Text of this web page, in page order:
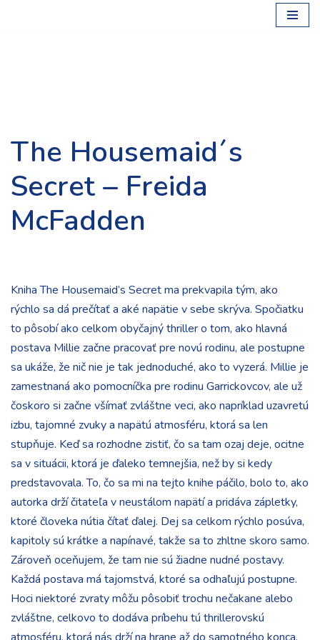
The Housemaid´s
Secret – Freida
McFadden
Kniha The Housemaid’s Secret ma prekvapila tým, ako
rýchlo sa dá prečítať a aké napätie v sebe skrýva. Spočiatku
to pôsobí ako celkom obyčajný thriller o tom, ako hlavná
postava Millie začne pracovať pre novú rodinu, ale postupne
sa ukáže, že nič nie je tak jednoduché, ako to vyzerá. Millie je
zamestnaná ako pomocníčka pre rodinu Garrickovcov, ale už
čoskoro si začne všímať zvláštne veci, ako napríklad uzavretú
izbu, tajomné zvuky a napätú atmosféru, ktorá sa len
stupňuje. Keď sa rozhodne zistiť, čo sa tam ozaj deje, ocitne
sa v situácii, ktorá je ďaleko temnejšia, než by si kedy
predstavovala. To, čo sa mi na tejto knihe páčilo, bolo to, ako
autorka drží čitateľa v neustálom napätí a pridáva zápletky,
ktoré človeka nútia čítať ďalej. Dej sa celkom rýchlo posúva,
kapitoly sú krátke a napínavé, takže sa to zhltne skoro samo.
Zároveň oceňujem, že tam nie sú žiadne nudné postavy.
Každá postava má tajomstvá, ktoré sa odhaľujú postupne.
Hoci niektoré zvraty môžu pôsobiť trochu nečakane alebo
zvláštne, celkovo to dodáva príbehu tú thrillerovskú